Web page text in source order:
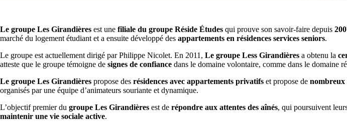
Le groupe Les Girandières est une filiale du groupe Réside Études qui prouve son savoir-faire depuis
marché du logement étudiant et a ensuite développé des appartements en résidences services seniors.
Le groupe est actuellement dirigé par Philippe Nicolet. En 2011, Le groupe Less Girandières a obtenu la
atteste que le groupe témoigne de signes de confiance dans le domaine volontaire, comme dans le domaine
Le groupe Les Girandières propose des résidences avec appartements privatifs et propose de nombreux
organisés par une équipe d’animateurs souriante et dynamique.
L’objectif premier du groupe Les Girandières est de répondre aux attentes des aînés, qui poursuivent
maintenir une vie sociale active.